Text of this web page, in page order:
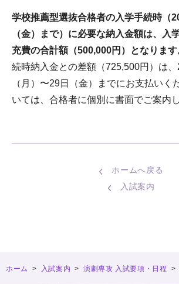
学校推薦型選抜合格者の入学手続時（
（金）まで）に必要な納入金額は、入
充費の合計額（500,000円）となります
続時納入金との差額（725,500円）は、
（月）〜29日（金）までにお支払いく
いては、合格者に個別に書面でご案内し
入試案内
ホームへ戻る
ホーム > 入試案内 >演劇専攻 入試要項・日程